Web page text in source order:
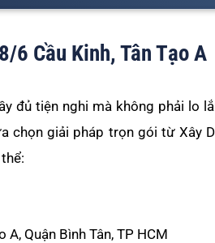
6 Cầu Kinh, Tân Tạo A
đủ tiện nghi mà không phải lo
chọn giải pháp trọn gói từ Xây
Quận Bình Tân, TP HCM